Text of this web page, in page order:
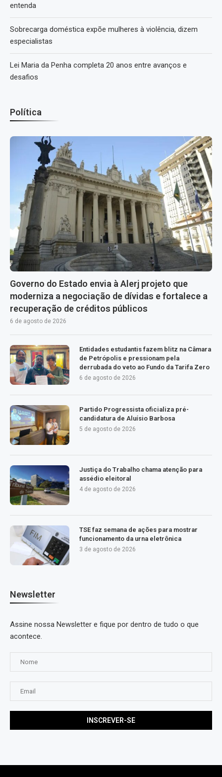
entenda
Sobrecarga doméstica expõe mulheres à violência, dizem
especialistas
Lei Maria da Penha completa 20 anos entre avanços e
desafios
Política
Governo do Estado envia à Alerj projeto que
moderniza a negociação de dívidas e fortalece a
recuperação de créditos públicos
6 de agosto de 2026
Entidades estudantis fazem blitz na Câmara
de Petrópolis e pressionam pela
derrubada do veto ao Fundo da Tarifa Zero
6 de agosto de 2026
Partido Progressista oficializa pré-
candidatura de Aluísio Barbosa
5 de agosto de 2026
Justiça do Trabalho chama atenção para
assédio eleitoral
4 de agosto de 2026
TSE faz semana de ações para mostrar
funcionamento da urna eletrônica
3 de agosto de 2026
Newsletter
Assine nossa Newsletter e fique por dentro de tudo o que
acontece.